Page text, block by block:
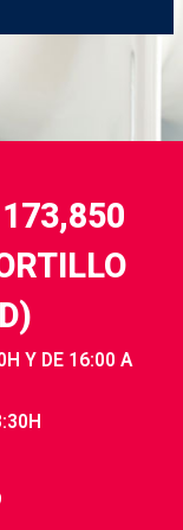
Y DE 16:00 A